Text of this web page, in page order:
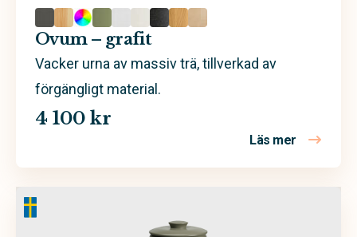
Ask
Bark
Beständig koppar
Björk
Ovum – grafit
Vacker urna av massiv trä, tillverkad av
förgängligt material.
4 100 kr
Läs mer om Ovum